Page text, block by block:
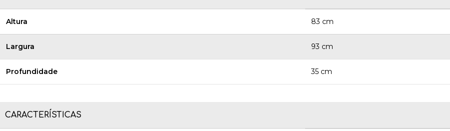
Altura 83 cm
Largura 93 cm
Profundidade 35 cm
CARACTERÍSTICAS